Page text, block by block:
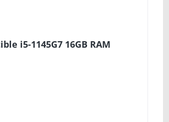
i5-1145G7 16GB RAM